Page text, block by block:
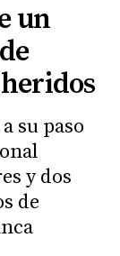
un
su paso
y dos
de